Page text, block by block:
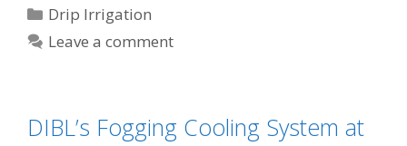
Categories
Drip Irrigation
Leave a comment
DIBL’s Fogging Cooling System at